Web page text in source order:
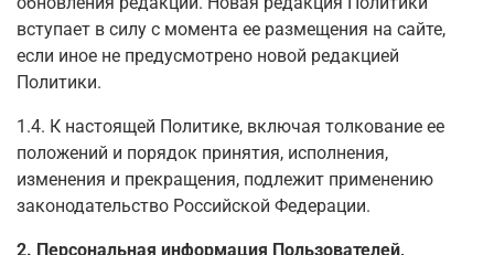
вступает в силу с момента ее размещения на сайте,
если иное не предусмотрено новой редакцией
Политики.
1.4. К настоящей Политике, включая толкование ее
положений и порядок принятия, исполнения,
изменения и прекращения, подлежит применению
законодательство Российской Федерации.
2. Персональная информация Пользователей,